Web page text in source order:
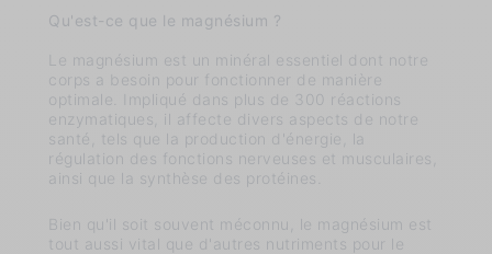
Qu'est-ce que le magnésium ?
Le magnésium est un minéral essentiel dont notre
corps a besoin pour fonctionner de manière
optimale. Impliqué dans plus de 300 réactions
enzymatiques, il affecte divers aspects de notre
santé, tels que la production d'énergie, la
régulation des fonctions nerveuses et musculaires,
ainsi que la synthèse des protéines.
Bien qu'il soit souvent méconnu, le magnésium est
tout aussi vital que d'autres nutriments pour le